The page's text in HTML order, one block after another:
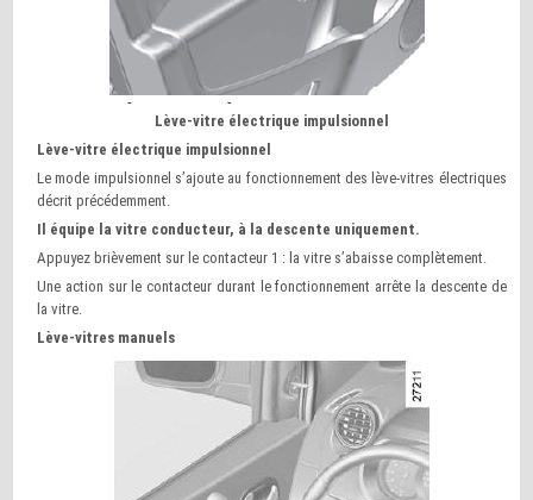
Lève-vitre électrique impulsionnel
Lève-vitre électrique impulsionnel
Le mode impulsionnel s’ajoute au fonctionnement des lève-vitres électriques
décrit précédemment.
Il équipe la vitre conducteur, à la descente uniquement.
Appuyez brièvement sur le contacteur 1 : la vitre s’abaisse complètement.
Une action sur le contacteur durant le fonctionnement arrête la descente de
la vitre.
Lève-vitres manuels